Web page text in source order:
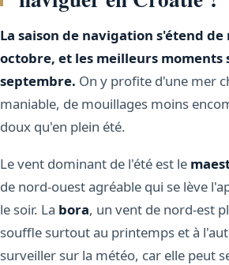
La saison de navigation s'étend
octobre, et les meilleurs moments
septembre. On y profite d'une mer
maniable, de mouillages moins
doux qu'en plein été.
Le vent dominant de l'été est le
de nord-ouest agréable qui se lève
le soir. La bora, un vent de nord-est
souffle surtout au printemps et à
surveiller sur la météo, car elle peut